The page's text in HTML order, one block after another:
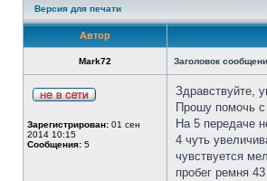
Версия для печати
Автор
Mark72 Заголовок
Зарегистрирован: 01 сен
2014 10:15
Сообщения: 5
Здравствуйте,
Прошу помочь
На 5 передаче
4 чуть
чувствуется
пробег ремня